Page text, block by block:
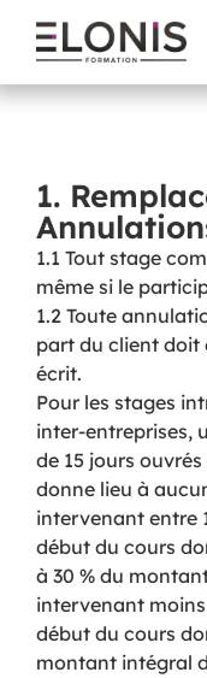
1.
1.1 Tout stage
même si le
1.2 Toute
part du client doit
écrit.
Pour les stages
inter-entreprises,
de 15 jours
donne lieu à
intervenant entre
début du cours
à 30 % du
intervenant
début du cours
montant intégral